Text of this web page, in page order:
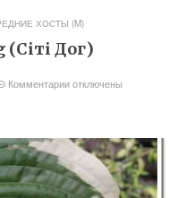
ХОСТЫ (M)
(Сіті Дог)
Комментарииотключены